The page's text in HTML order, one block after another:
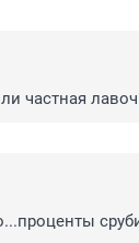
частная